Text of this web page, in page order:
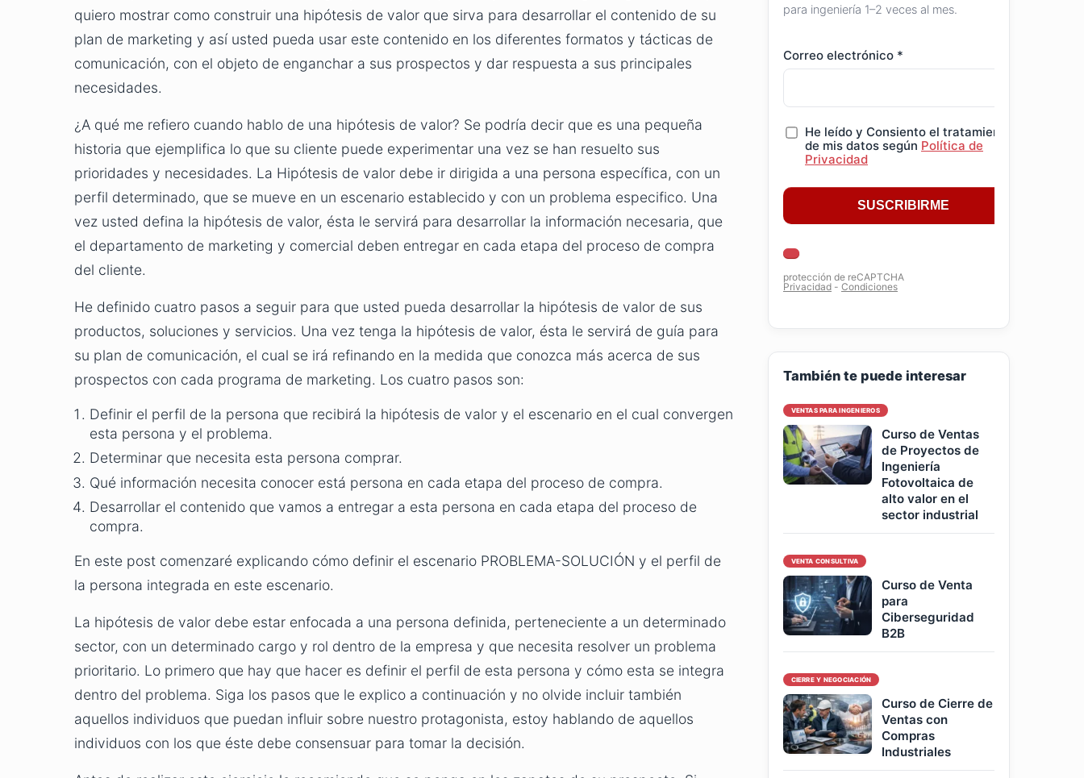
quiero mostrar como construir una hipótesis de valor que sirva para desarrollar el contenido de su
plan de marketing y así usted pueda usar este contenido en los diferentes formatos y tácticas de
comunicación, con el objeto de enganchar a sus prospectos y dar respuesta a sus principales
necesidades.
¿A qué me refiero cuando hablo de una hipótesis de valor? Se podría decir que es una pequeña
historia que ejemplifica lo que su cliente puede experimentar una vez se han resuelto sus
prioridades y necesidades. La Hipótesis de valor debe ir dirigida a una persona específica, con un
perfil determinado, que se mueve en un escenario establecido y con un problema especifico. Una
vez usted defina la hipótesis de valor, ésta le servirá para desarrollar la información necesaria, que
el departamento de marketing y comercial deben entregar en cada etapa del proceso de compra
del cliente.
He definido cuatro pasos a seguir para que usted pueda desarrollar la hipótesis de valor de sus
productos, soluciones y servicios. Una vez tenga la hipótesis de valor, ésta le servirá de guía para
su plan de comunicación, el cual se irá refinando en la medida que conozca más acerca de sus
prospectos con cada programa de marketing. Los cuatro pasos son:
Definir el perfil de la persona que recibirá la hipótesis de valor y el escenario en el cual convergen
esta persona y el problema.
Determinar que necesita esta persona comprar.
Qué información necesita conocer está persona en cada etapa del proceso de compra.
Desarrollar el contenido que vamos a entregar a esta persona en cada etapa del proceso de
compra.
En este post comenzaré explicando cómo definir el escenario PROBLEMA-SOLUCIÓN y el perfil de
la persona integrada en este escenario.
La hipótesis de valor debe estar enfocada a una persona definida, perteneciente a un determinado
sector, con un determinado cargo y rol dentro de la empresa y que necesita resolver un problema
prioritario. Lo primero que hay que hacer es definir el perfil de esta persona y cómo esta se integra
dentro del problema. Siga los pasos que le explico a continuación y no olvide incluir también
aquellos individuos que puedan influir sobre nuestro protagonista, estoy hablando de aquellos
individuos con los que éste debe consensuar para tomar la decisión.
para ingeniería 1–2 veces al mes.
También te puede interesar
VENTAS PARA INGENIEROS
Curso de Ventas
de Proyectos de
Ingeniería
Fotovoltaica de
alto valor en el
sector industrial
VENTA CONSULTIVA
Curso de Venta
para
Ciberseguridad
B2B
CIERRE Y NEGOCIACIÓN
Curso de Cierre de
Ventas con
Compras
Industriales